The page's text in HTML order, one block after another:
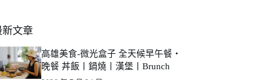
新文章
高雄美食-微光盒子 全天候早午餐・
晚餐 丼飯丨鍋燒丨漢堡丨Brunch